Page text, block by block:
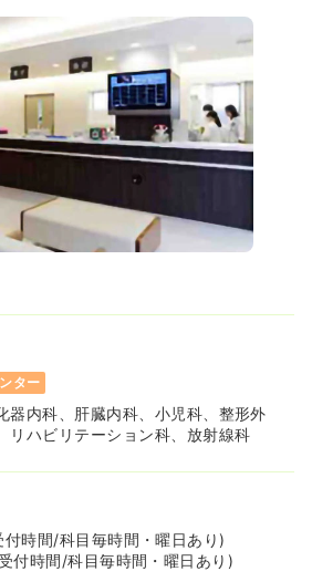
ター
器内科、肝臓内科、小児科、整形外
リハビリテーション科、放射線科
時間/科目毎時間・曜日あり)
付時間/科目毎時間・曜日あり)